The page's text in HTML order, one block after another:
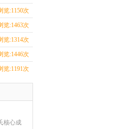
览:1150次
览:1463次
览:1314次
览:1446次
览:1191次
核心成